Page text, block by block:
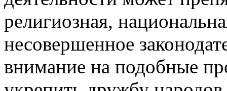
религиозная,
несовершенное
внимание на подобные